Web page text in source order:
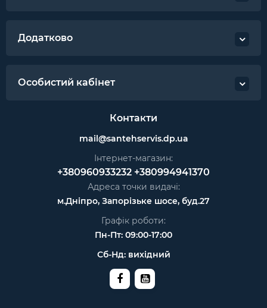
Додатково
Особистий кабінет
Контакти
mail@santehservis.dp.ua
Інтернет-магазин:
+380960933232 +380994941370
Адреса точки видачі:
м.Дніпро, Запорізьке шосе, буд.27
Графік роботи:
Пн-Пт: 09:00-17:00
Сб-Нд: вихідний